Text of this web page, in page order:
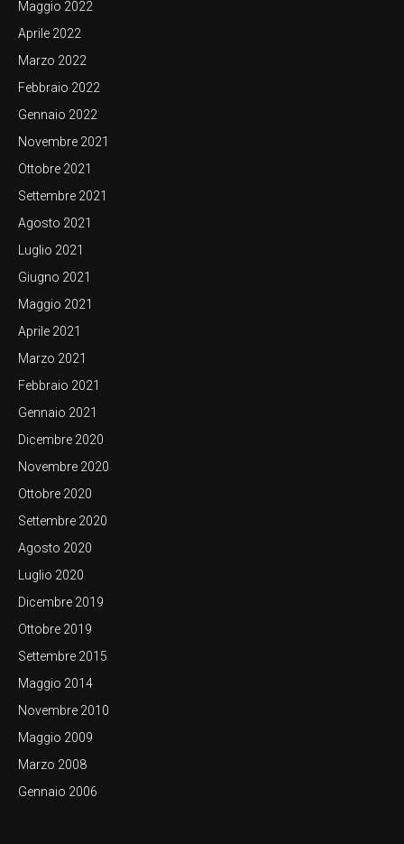
Maggio 2022
Aprile 2022
Marzo 2022
Febbraio 2022
Gennaio 2022
Novembre 2021
Ottobre 2021
Settembre 2021
Agosto 2021
Luglio 2021
Giugno 2021
Maggio 2021
Aprile 2021
Marzo 2021
Febbraio 2021
Gennaio 2021
Dicembre 2020
Novembre 2020
Ottobre 2020
Settembre 2020
Agosto 2020
Luglio 2020
Dicembre 2019
Ottobre 2019
Settembre 2015
Maggio 2014
Novembre 2010
Maggio 2009
Marzo 2008
Gennaio 2006